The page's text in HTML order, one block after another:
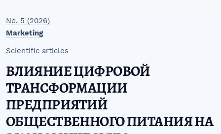
No. 5 (2026)
Marketing
Scientific articles
ВЛИЯНИЕ ЦИФРОВОЙ
ТРАНСФОРМАЦИИ
ПРЕДПРИЯТИЙ
ОБЩЕСТВЕННОГО ПИТАНИЯ НА